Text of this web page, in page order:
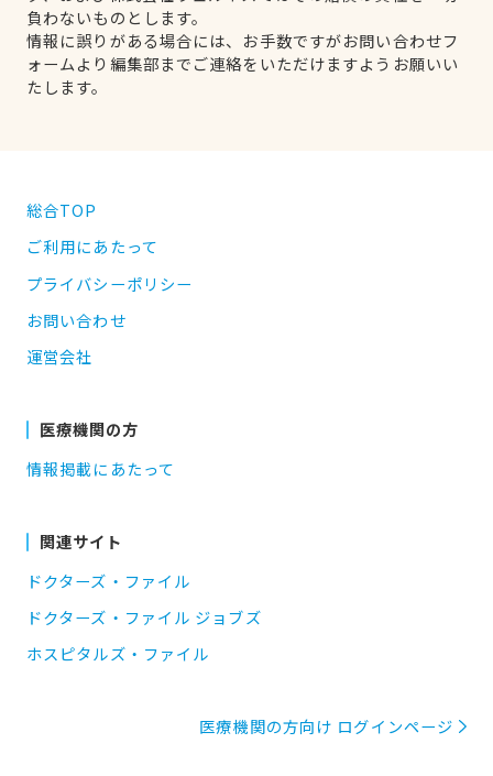
負わないものとします。
情報に誤りがある場合には、お手数ですがお問い合わせフ
ォームより編集部までご連絡をいただけますようお願いい
たします。
総合TOP
ご利用にあたって
プライバシーポリシー
お問い合わせ
運営会社
医療機関の方
情報掲載にあたって
関連サイト
ドクターズ・ファイル
ドクターズ・ファイル ジョブズ
ホスピタルズ・ファイル
医療機関の方向け ログインページ